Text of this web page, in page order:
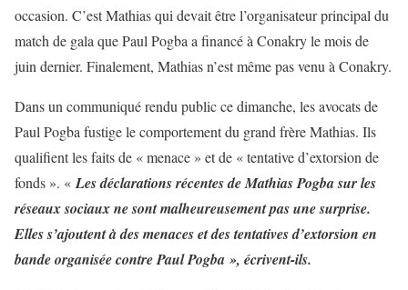
occasion. C’est Mathias qui devait être l’organisateur principal du
match de gala que Paul Pogba a financé à Conakry le mois de
juin dernier. Finalement, Mathias n’est même pas venu à Conakry.
Dans un communiqué rendu public ce dimanche, les avocats de
Paul Pogba fustige le comportement du grand frère Mathias. Ils
qualifient les faits de « menace » et de « tentative d’extorsion de
fonds ». « Les déclarations récentes de Mathias Pogba sur les
réseaux sociaux ne sont malheureusement pas une surprise.
Elles s’ajoutent à des menaces et des tentatives d’extorsion en
bande organisée contre Paul Pogba », écrivent-ils.